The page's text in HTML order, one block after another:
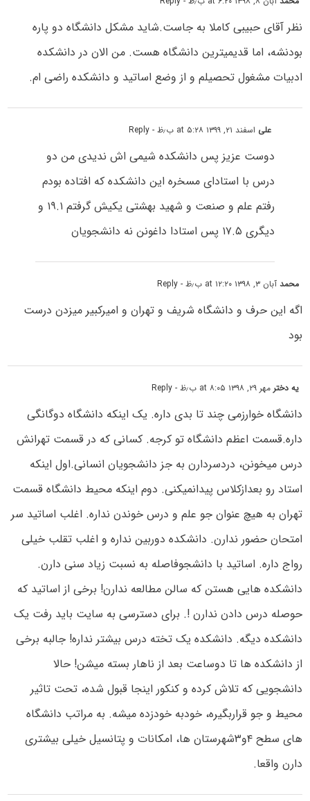
نظر آقای حبیبی کاملا به جاست.شاید مشکل دانشگاه دو پاره
بودنشه، اما قدیمیترین دانشگاه هست. من الان در دانشکده
ادبیات مشغول تحصیلم و از وضع اساتید و دانشکده راضی ام.
علی اسفند ۲۱, ۱۳۹۹ at ۵:۲۸ ب٫ظ - Reply
دوست عزیز پس دانشکده شیمی اش ندیدی من دو
درس با استادای مسخره این دانشکده که افتاده بودم
رفتم علم و صنعت و شهید بهشتی یکیش گرفتم ۱۹.۱ و
دیگری ۱۷.۵ پس استادا داغونن نه دانشجویان
محمدآبان ۳, ۱۳۹۸ at ۱۲:۲۰ ب٫ظ - Reply
اگه این حرف و دانشگاه شریف و تهران و امیرکبیر میزدن درست
بود
یه دختر مهر ۲۹, ۱۳۹۸ at ۸:۰۵ ب٫ظ - Reply
دانشگاه خوارزمی چند تا بدی داره. یک اینکه دانشگاه دوگانگی
داره.قسمت اعظم دانشگاه تو کرجه. کسانی که در قسمت تهرانش
درس میخونن، دردسردارن به جز دانشجویان انسانی.اول اینکه
استاد رو بعدازکلاس پیدانمیکنی. دوم اینکه محیط دانشگاه قسمت
تهران به هیچ عنوان جو علم و درس خوندن نداره. اغلب اساتید سر
امتحان حضور ندارن. دانشکده دوربین نداره و اغلب تقلب خیلی
رواج داره. اساتید با دانشجوفاصله به نسبت زیاد سنی دارن.
دانشکده هایی هستن که سالن مطالعه ندارن! برخی از اساتید که
حوصله درس دادن ندارن !. برای دسترسی به سایت باید رفت یک
دانشکده دیگه. دانشکده یک تخته درس بیشتر نداره! جالبه برخی
از دانشکده ها تا دوساعت بعد از ناهار بسته میشن! حالا
دانشجویی که تلاش کرده و کنکور اینجا قبول شده، تحت تاثیر
محیط و جو قراربگیره، خودبه خودزده میشه. به مراتب دانشگاه
های سطح ۴و۳شهرستان ها، امکانات و پتانسیل خیلی بیشتری
دارن واقعا.